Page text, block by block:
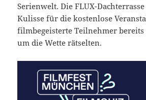
Serienwelt. Die FLUX-
Kulisse für die kostenlose
filmbegeisterte Teilnehmer
um die Wette rätselten.